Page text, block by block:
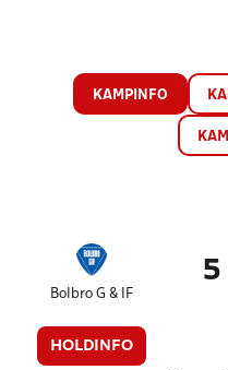
KAMPINFO
Bolbro G & IF
HOLDINFO
5